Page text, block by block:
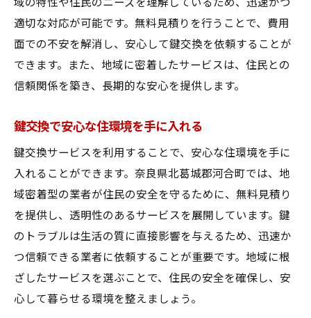
域の特性や住民のニーズを理解しているため、迅速かつ
適切な対応が可能です。無料見積りを行うことで、費用
面での不安を解消し、安心して鍵交換を依頼することが
できます。また、地域に密着したサービスは、住民との
信頼関係を築き、長期的な安心を提供します。
鍵交換で安心な住環境を手に入れる
鍵交換サービスを利用することで、安心な住環境を手に
入れることができます。奈良県北葛城郡河合町では、地
域密着型の業者が住民の安全を守るために、無料見積り
を提供し、透明性のあるサービスを展開しています。鍵
のトラブルは生活の質に直接影響を与えるため、迅速か
つ信頼できる業者に依頼することが重要です。地域に根
ざしたサービスを選ぶことで、住民の安全を確保し、安
心して暮らせる環境を整えましょう。